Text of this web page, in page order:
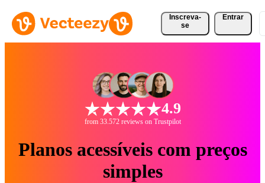
Inscreva-
se
Entrar
4.9
from 33.572 reviews on Trustpilot
Planos acessíveis com preços
simples